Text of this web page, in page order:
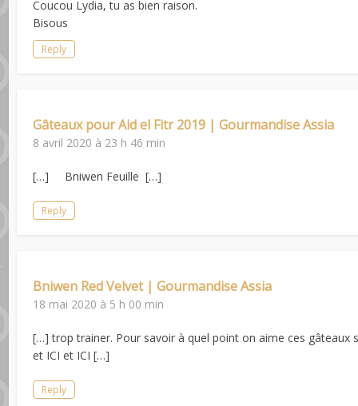
Coucou Lydia, tu as bien raison.
Bisous
Reply
Gâteaux pour Aid el Fitr 2019 | Gourmandise Assia
8 avril 2020 à 23 h 46 min
[…] Bniwen Feuille […]
Reply
Bniwen Red Velvet | Gourmandise Assia
18 mai 2020 à 5 h 00 min
[…] trop trainer. Pour savoir à quel point on aime ces gâteaux
et ICI et ICI […]
Reply